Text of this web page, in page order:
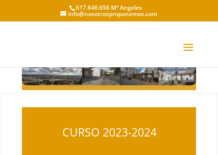
617.646.656 Mª Angeles
info@nosotrosproponemos.com
CURSO 2023-2024